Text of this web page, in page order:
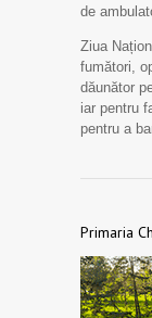
de
Ziua
fumători,
dăunător
iar pentru
pentru a
Primaria